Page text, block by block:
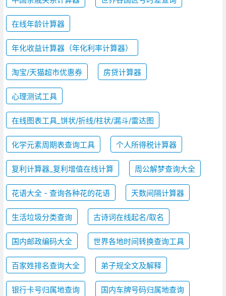
在线年龄计算器
年化收益计算器（年化利率计算器）
淘宝/天猫超市优惠券 房贷计算器
心理测试工具
在线图表工具_饼状/折线/柱状/漏斗/雷达图
化学元素周期表查询工具 个人所得税计算器
复利计算器_复利增值在线计算 周公解梦查询大全
花语大全 - 查询各种花的花语 天数间隔计算器
生活垃圾分类查询 古诗词在线起名/取名
国内邮政编码大全 世界各地时间转换查询工具
百家姓排名查询大全 弟子规全文及解释
银行卡号归属地查询 国内车牌号码归属地查询